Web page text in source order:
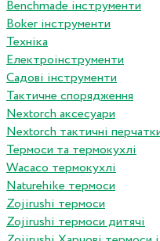
Benchmade інструменти
Boker інструменти
Техніка
Електроінструменти
Садові інструменти
Тактичне спорядження
Nextorch аксесуари
Nextorch тактичні
Термоси та термокухлі
Wacaco термокухлі
Naturehike термоси
Zojirushi термоси
Zojirushi термоси дитячі